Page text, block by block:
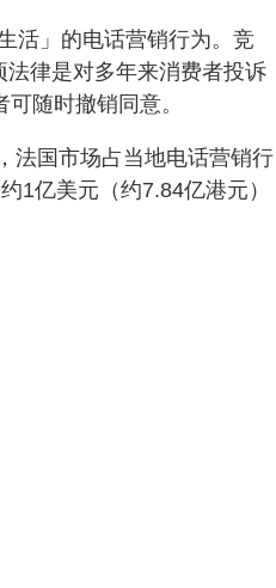
活」的电话营销行为。竞
律是对多年来消费者投诉
随时撤销同意。
法国市场占当地电话营销行
1亿美元（约7.84亿港元）